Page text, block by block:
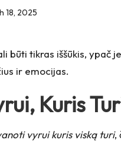
18, 2025
būti tikras iššūkis, ypač
ir emocijas.
Kuris
vyrui kuris viską turi,